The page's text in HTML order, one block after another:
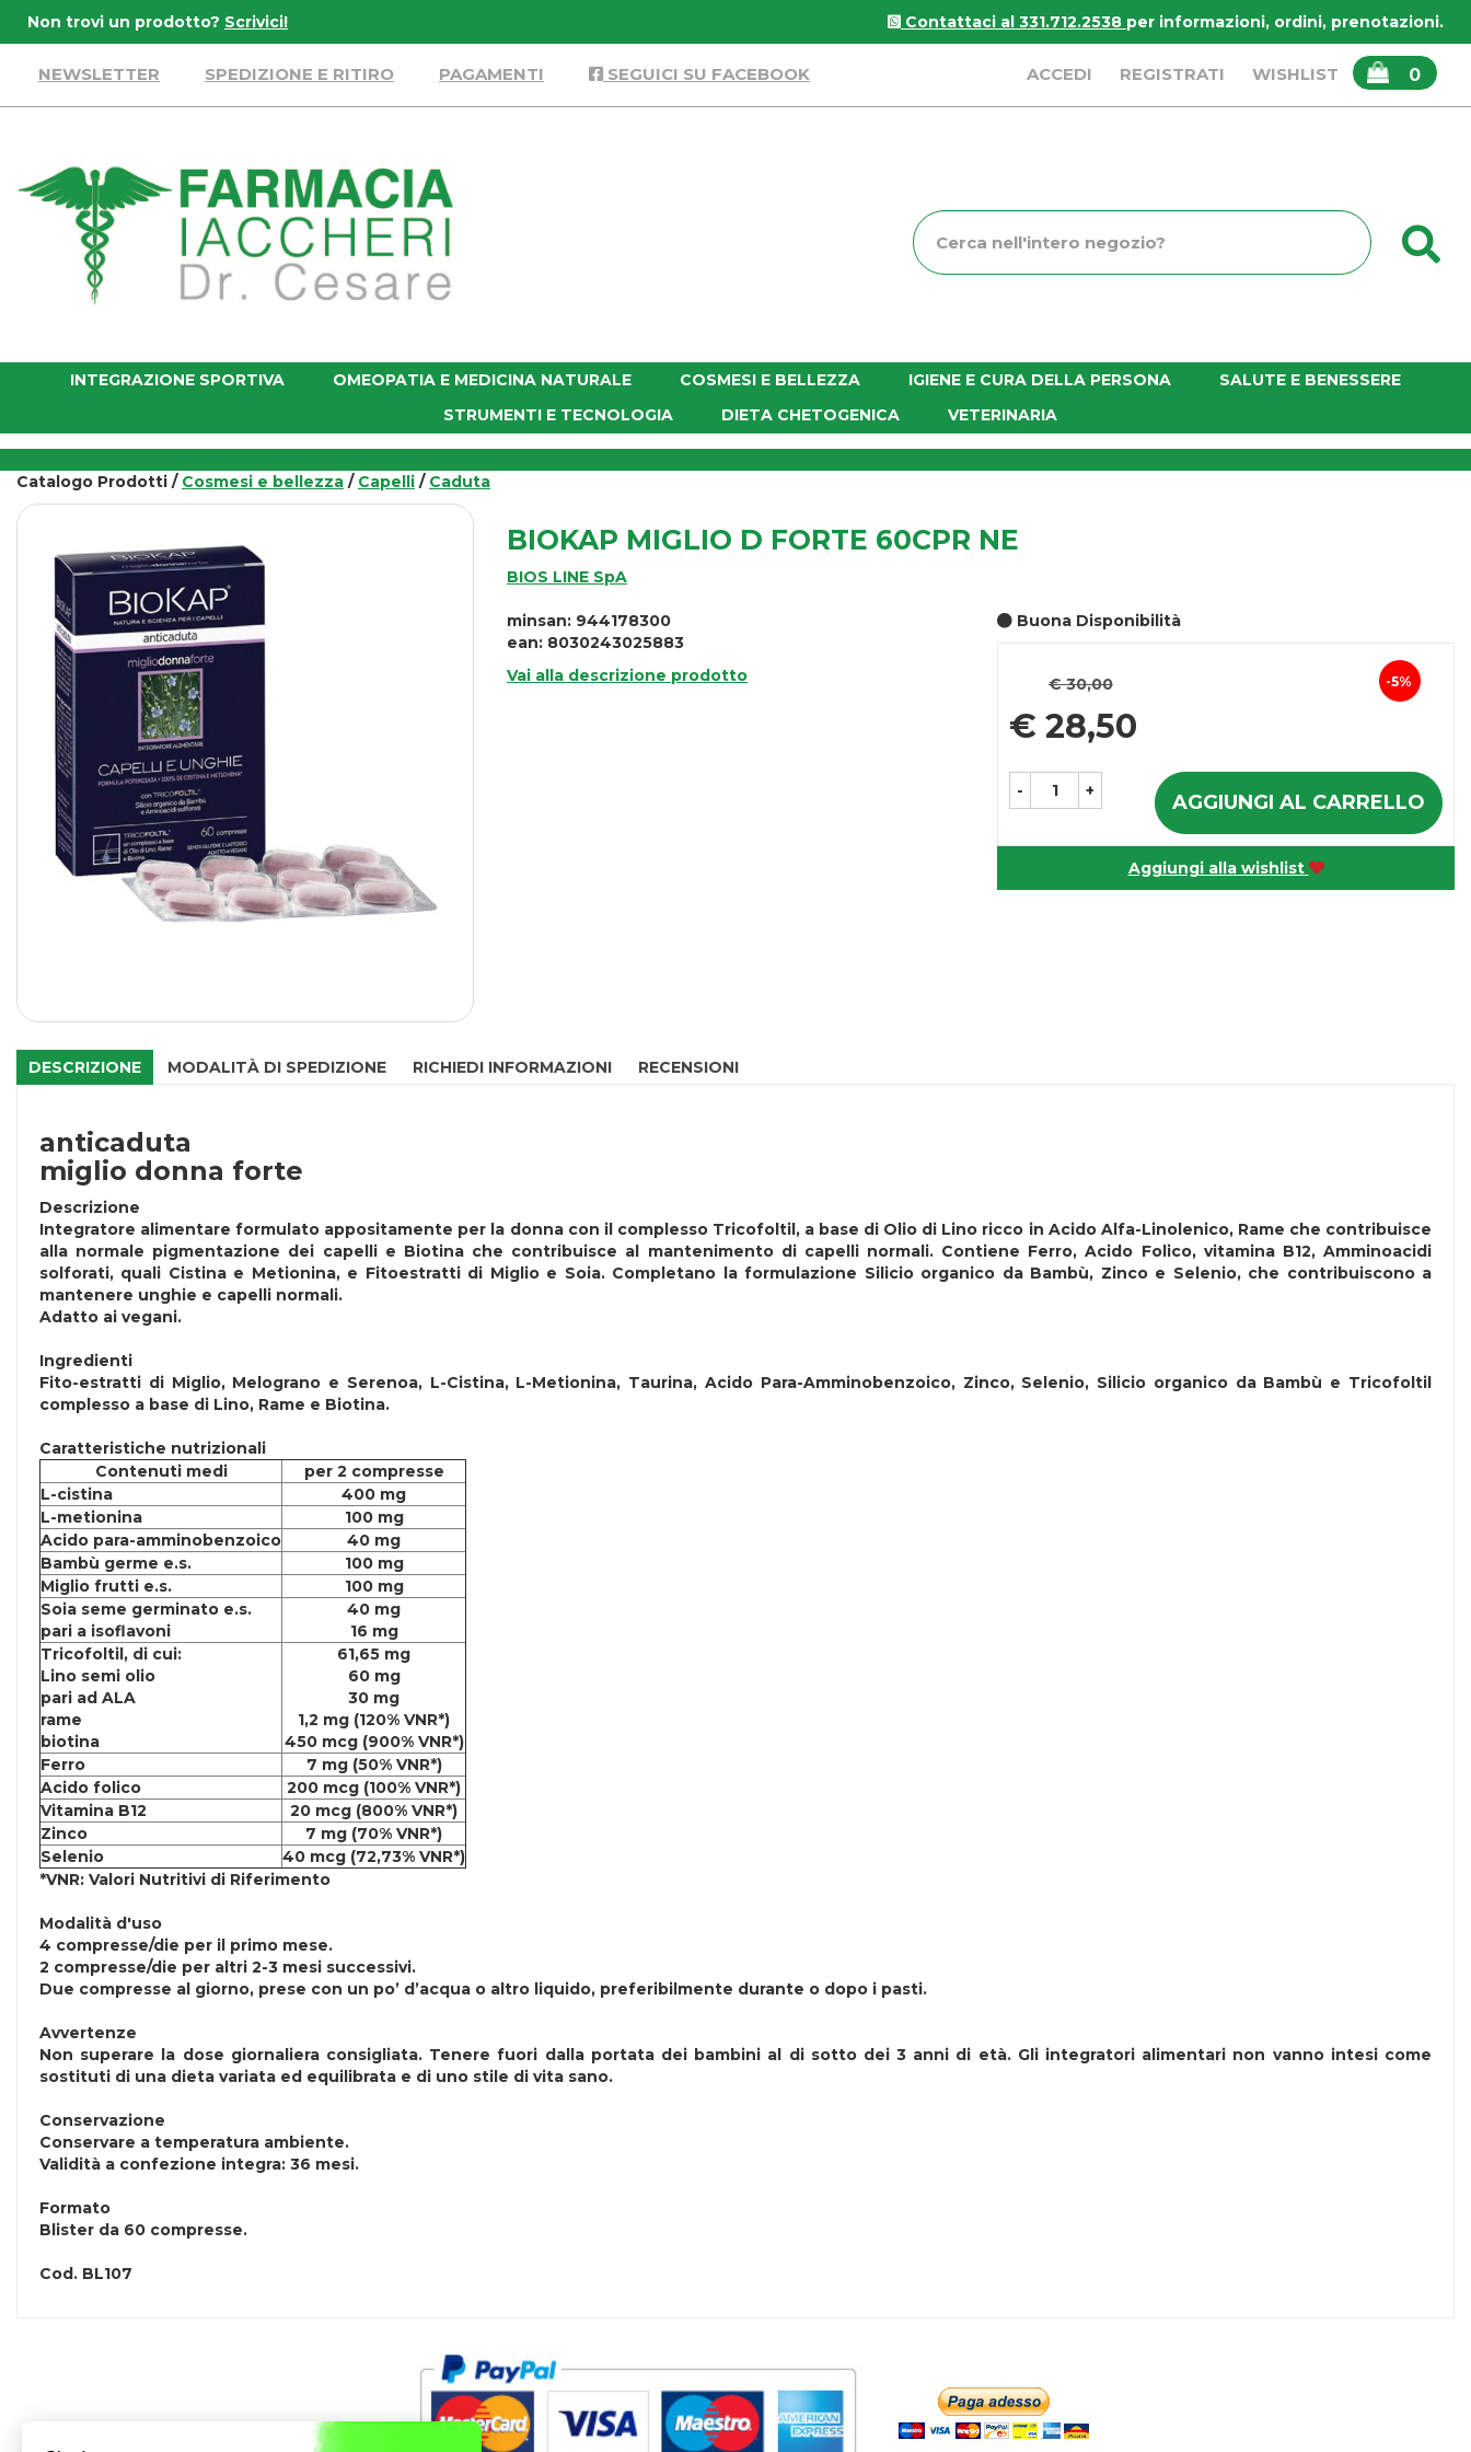
principale
Contattaci al 331.712.2538 per informazioni, ordini, prenotazioni.
Non trovi un prodotto? Scrivici!
NEWSLETTER SPEDIZIONE E RITIRO PAGAMENTI SEGUICI SU FACEBOOK ACCEDI REGISTRATI WISHLIST 0
ARTICOLI
INSERITI
Farmacia
Iaccheri
Cerca
Prodotto
INTEGRAZIONE SPORTIVA OMEOPATIA E MEDICINA NATURALE COSMESI E BELLEZZA IGIENE E CURA DELLA PERSONA
SALUTE E BENESSERE
STRUMENTI E TECNOLOGIA
DIETA CHETOGENICA VETERINARIA
Catalogo Prodotti / Cosmesi e bellezza / Capelli / Caduta
BIOKAP MIGLIO D FORTE 60CPR NE
BIOS LINE SpA
minsan: 944178300
ean: 8030243025883
Vai alla descrizione prodotto
Buona Disponibilità
5%
€ 30,00
Prezzo
€ 28,50
- + AGGIUNGI AL CARRELLO
Aggiungi alla wishlist
DESCRIZIONE MODALITÀ DI SPEDIZIONE RICHIEDI INFORMAZIONI RECENSIONI
anticaduta
miglio donna forte
Descrizione
Integratore alimentare formulato appositamente per la donna con il complesso Tricofoltil, a base di Olio di Lino ricco in Acido Alfa-Linolenico, Rame che contribuisce
alla normale pigmentazione dei capelli e Biotina che contribuisce al mantenimento di capelli normali. Contiene Ferro, Acido Folico, vitamina B12, Amminoacidi
solforati, quali Cistina e Metionina, e Fitoestratti di Miglio e Soia. Completano la formulazione Silicio organico da Bambù, Zinco e Selenio, che contribuiscono a
mantenere unghie e capelli normali.
Adatto ai vegani.
Ingredienti
Fito-estratti di Miglio, Melograno e Serenoa, L-Cistina, L-Metionina, Taurina, Acido Para-Amminobenzoico, Zinco, Selenio, Silicio organico da Bambù e Tricofoltil
complesso a base di Lino, Rame e Biotina.
Caratteristiche nutrizionali
Contenuti medi
per 2 compresse
L-cistina
400 mg
L-metionina
100 mg
Acido para-amminobenzoico
40 mg
Bambù germe e.s.
100 mg
Miglio frutti e.s.
100 mg
Soia seme germinato e.s.
pari a isoflavoni
40 mg
16 mg
Tricofoltil, di cui:
Lino semi olio
pari ad ALA
rame
biotina
61,65 mg
60 mg
30 mg
1,2 mg (120% VNR*)
450 mcg (900% VNR*)
Ferro
7 mg (50% VNR*)
Acido folico
200 mcg (100% VNR*)
Vitamina B12
20 mcg (800% VNR*)
Zinco
7 mg (70% VNR*)
Selenio
40 mcg (72,73% VNR*)
*VNR: Valori Nutritivi di Riferimento
Modalità d'uso
4 compresse/die per il primo mese.
2 compresse/die per altri 2-3 mesi successivi.
Due compresse al giorno, prese con un po’ d’acqua o altro liquido, preferibilmente durante o dopo i pasti.
Avvertenze
Non superare la dose giornaliera consigliata. Tenere fuori dalla portata dei bambini al di sotto dei 3 anni di età. Gli integratori alimentari non vanno intesi come
sostituti di una dieta variata ed equilibrata e di uno stile di vita sano.
Conservazione
Conservare a temperatura ambiente.
Validità a confezione integra: 36 mesi.
Formato
Blister da 60 compresse.
Cod. BL107